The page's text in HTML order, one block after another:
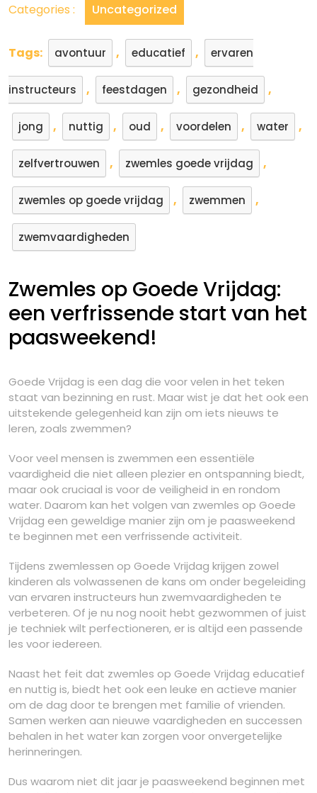
Categories : Uncategorized
Tags: avontuur , educatief , ervaren
instructeurs , feestdagen , gezondheid ,
jong , nuttig , oud , voordelen , water ,
zelfvertrouwen , zwemles goede vrijdag ,
zwemles op goede vrijdag , zwemmen ,
zwemvaardigheden
Zwemles op Goede Vrijdag:
een verfrissende start van het
paasweekend!
Goede Vrijdag is een dag die voor velen in het teken
staat van bezinning en rust. Maar wist je dat het ook een
uitstekende gelegenheid kan zijn om iets nieuws te
leren, zoals zwemmen?
Voor veel mensen is zwemmen een essentiële
vaardigheid die niet alleen plezier en ontspanning biedt,
maar ook cruciaal is voor de veiligheid in en rondom
water. Daarom kan het volgen van zwemles op Goede
Vrijdag een geweldige manier zijn om je paasweekend
te beginnen met een verfrissende activiteit.
Tijdens zwemlessen op Goede Vrijdag krijgen zowel
kinderen als volwassenen de kans om onder begeleiding
van ervaren instructeurs hun zwemvaardigheden te
verbeteren. Of je nu nog nooit hebt gezwommen of juist
je techniek wilt perfectioneren, er is altijd een passende
les voor iedereen.
Naast het feit dat zwemles op Goede Vrijdag educatief
en nuttig is, biedt het ook een leuke en actieve manier
om de dag door te brengen met familie of vrienden.
Samen werken aan nieuwe vaardigheden en successen
behalen in het water kan zorgen voor onvergetelijke
herinneringen.
Dus waarom niet dit jaar je paasweekend beginnen met